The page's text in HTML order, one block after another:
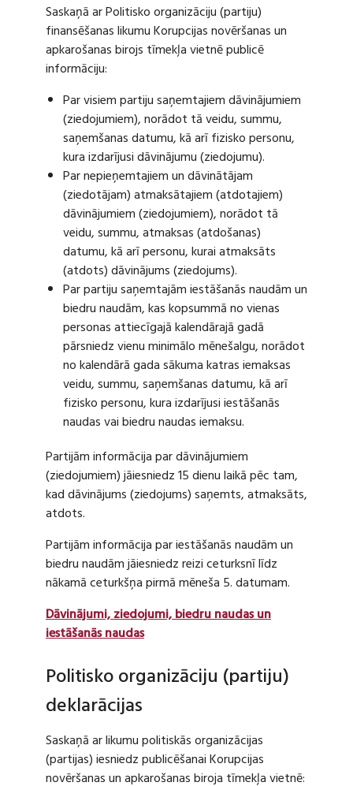
Saskaņā ar Politisko organizāciju (partiju)
finansēšanas likumu Korupcijas novēršanas un
apkarošanas birojs tīmekļa vietnē publicē
informāciju:
Par visiem partiju saņemtajiem dāvinājumiem
(ziedojumiem), norādot tā veidu, summu,
saņemšanas datumu, kā arī fizisko personu,
kura izdarījusi dāvinājumu (ziedojumu).
Par nepieņemtajiem un dāvinātājam
(ziedotājam) atmaksātajiem (atdotajiem)
dāvinājumiem (ziedojumiem), norādot tā
veidu, summu, atmaksas (atdošanas)
datumu, kā arī personu, kurai atmaksāts
(atdots) dāvinājums (ziedojums).
Par partiju saņemtajām iestāšanās naudām un
biedru naudām, kas kopsummā no vienas
personas attiecīgajā kalendārajā gadā
pārsniedz vienu minimālo mēnešalgu, norādot
no kalendārā gada sākuma katras iemaksas
veidu, summu, saņemšanas datumu, kā arī
fizisko personu, kura izdarījusi iestāšanās
naudas vai biedru naudas iemaksu.
Partijām informācija par dāvinājumiem
(ziedojumiem) jāiesniedz 15 dienu laikā pēc tam,
kad dāvinājums (ziedojums) saņemts, atmaksāts,
atdots.
Partijām informācija par iestāšanās naudām un
biedru naudām jāiesniedz reizi ceturksnī līdz
nākamā ceturkšņa pirmā mēneša 5. datumam.
Dāvinājumi, ziedojumi, biedru naudas un
iestāšanās naudas
Politisko organizāciju (partiju)
deklarācijas
Saskaņā ar likumu politiskās organizācijas
(partijas) iesniedz publicēšanai Korupcijas
novēršanas un apkarošanas biroja tīmekļa vietnē: